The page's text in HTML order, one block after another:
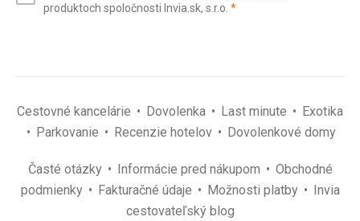
(povinné)
produktoch spoločnosti Invia.sk, s.r.o. *(povinné)
Cestovné kancelárie Dovolenka Last minute
Exotika
Parkovanie
Recenzie hotelov Dovolenkové domy
Časté otázky Informácie pred nákupom
Obchodné
podmienky
Fakturačné údaje Možnosti platby
Invia
cestovateľský blog